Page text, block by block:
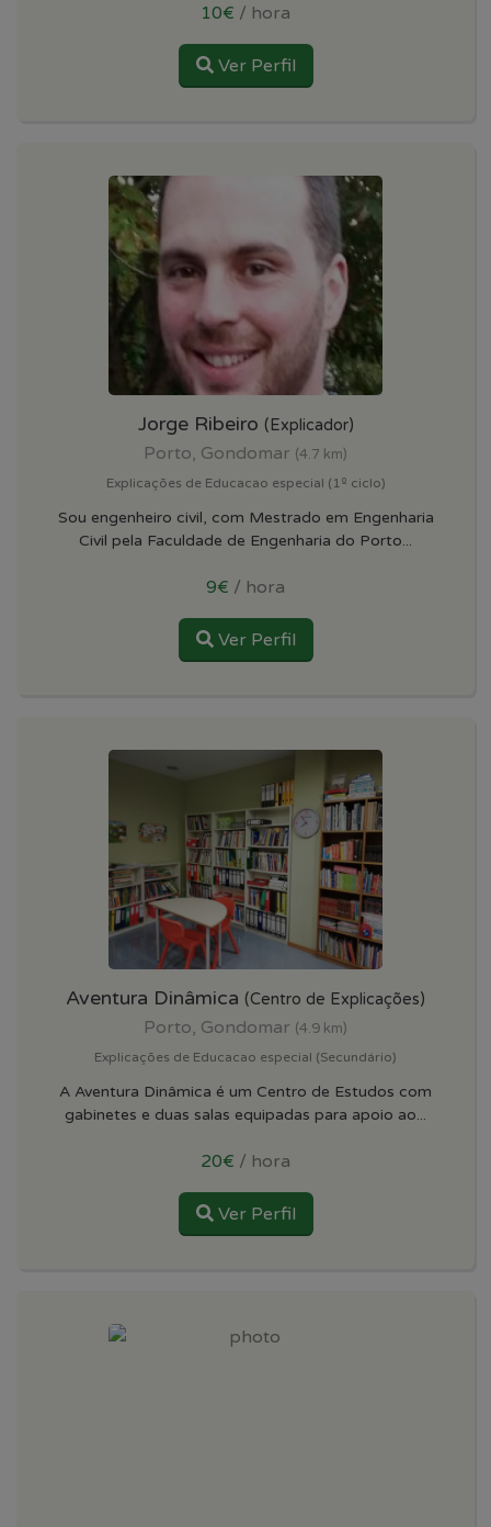
10€ / hora
Ver Perfil
Jorge Ribeiro (Explicador)
Porto, Gondomar (4.7 km)
Explicações de Educacao especial (1º ciclo)
Sou engenheiro civil, com Mestrado em Engenharia
Civil pela Faculdade de Engenharia do Porto...
9€ / hora
Ver Perfil
Aventura Dinâmica (Centro de Explicações)
Porto, Gondomar (4.9 km)
Explicações de Educacao especial (Secundário)
A Aventura Dinâmica é um Centro de Estudos com
gabinetes e duas salas equipadas para apoio ao...
20€ / hora
Ver Perfil